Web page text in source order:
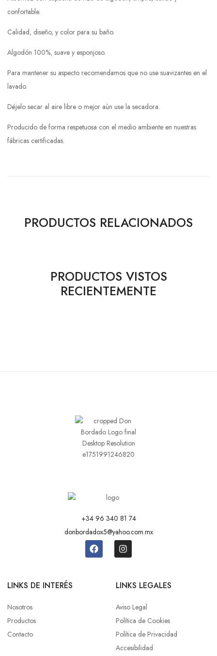
confortable.
Calidad, diseño, y color para su baño.
Algodón 100%, suave y esponjoso.
Para mantener su aspecto recomendamos que no use suavizantes en el
lavado.
Déjelo secar al aire libre o mejor aún use la secadora.
Producido de forma respetuosa con el medio ambiente en nuestras
fábricas certificadas.
PRODUCTOS RELACIONADOS
PRODUCTOS VISTOS
RECIENTEMENTE
+34 96 340 81 74
donbordadox5@yahoo.com.mx
LINKS DE INTERÉS
Nosotros
Productos
Contacto
LINKS LEGALES
Aviso Legal
Política de Cookies
Política de Privacidad
Accesibilidad